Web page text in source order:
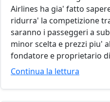
Airlines ha gia' fatto
ridurra' la competizione
saranno i passeggeri a
minor scelta e prezzi piu'
fondatore e proprietario
Continua la lettura